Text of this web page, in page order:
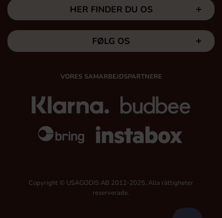
HER FINDER DU OS
FØLG OS
VORES SAMARBEJDSPARTNERE
Copyright © USAGODIS AB 2012-2025, Alla rättigheter
reserverade.